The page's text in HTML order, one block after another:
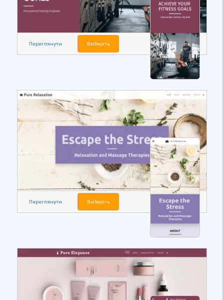
Переглянути Виберіть
Переглянути Виберіть